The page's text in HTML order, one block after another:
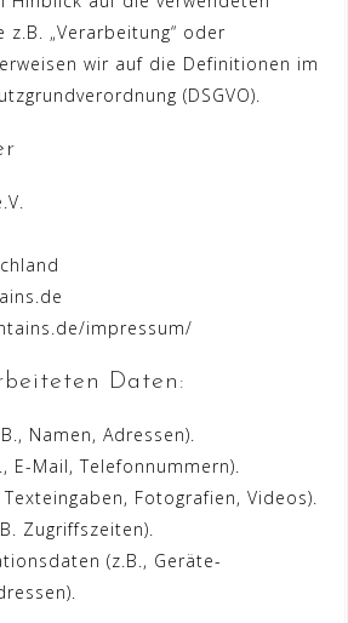
z.B. „Verarbeitung“ oder
wir auf die Definitionen im
(DSGVO).
impressum/
Daten:
Namen, Adressen).
E-Mail, Telefonnummern).
Fotografien, Videos).
Zugriffszeiten).
(z.B., Geräte-